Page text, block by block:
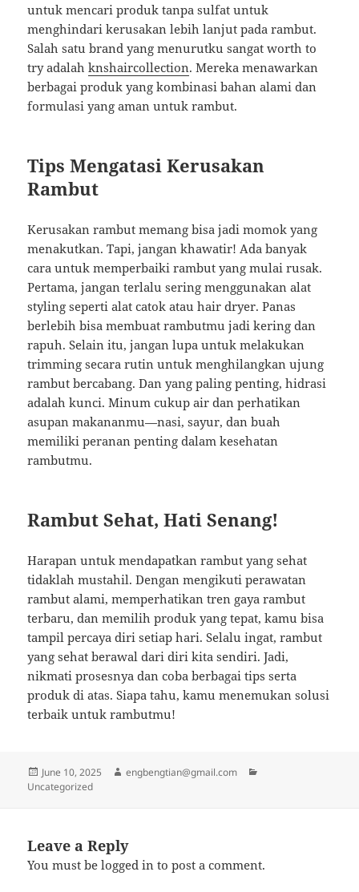
untuk mencari produk tanpa sulfat untuk
menghindari kerusakan lebih lanjut pada rambut.
Salah satu brand yang menurutku sangat worth to
try adalahknshaircollection. Mereka menawarkan
berbagai produk yang kombinasi bahan alami dan
formulasi yang aman untuk rambut.
Tips Mengatasi Kerusakan
Rambut
Kerusakan rambut memang bisa jadi momok yang
menakutkan. Tapi, jangan khawatir! Ada banyak
cara untuk memperbaiki rambut yang mulai rusak.
Pertama, jangan terlalu sering menggunakan alat
styling seperti alat catok atau hair dryer. Panas
berlebih bisa membuat rambutmu jadi kering dan
rapuh. Selain itu, jangan lupa untuk melakukan
trimming secara rutin untuk menghilangkan ujung
rambut bercabang. Dan yang paling penting, hidrasi
adalah kunci. Minum cukup air dan perhatikan
asupan makananmu—nasi, sayur, dan buah
memiliki peranan penting dalam kesehatan
rambutmu.
Rambut Sehat, Hati Senang!
Harapan untuk mendapatkan rambut yang sehat
tidaklah mustahil. Dengan mengikuti perawatan
rambut alami, memperhatikan tren gaya rambut
terbaru, dan memilih produk yang tepat, kamu bisa
tampil percaya diri setiap hari. Selalu ingat, rambut
yang sehat berawal dari diri kita sendiri. Jadi,
nikmati prosesnya dan coba berbagai tips serta
produk di atas. Siapa tahu, kamu menemukan solusi
terbaik untuk rambutmu!
Posted
on
June 10, 2025 Author
engbengtian@gmail.com
Uncategorized
Leave a Reply
You must belogged in to post a comment.